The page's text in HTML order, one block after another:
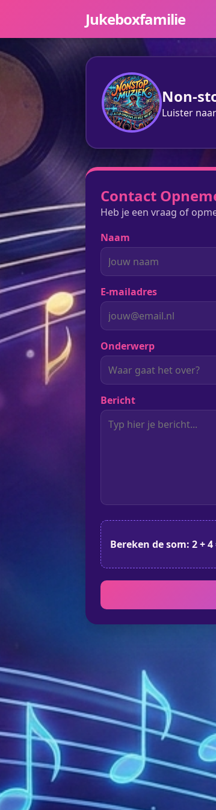
Jukeboxfamilie
Non-
Luister
Contact
Heb je een vraag of
Naam
E-mailadres
Onderwerp
Bericht
Bereken de som: 2 + 4